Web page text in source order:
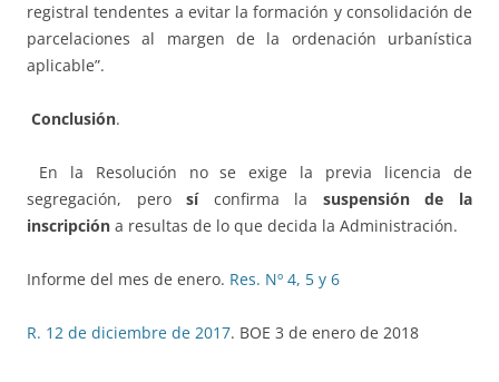
registral tendentes a evitar la formación y consolidación de
parcelaciones al margen de la ordenación urbanística
aplicable”.
Conclusión.
En la Resolución no se exige la previa licencia de
segregación, perosí confirma la suspensión de la
inscripción a resultas de lo que decida la Administración.
Informe del mes de enero. Res. Nº 4, 5 y 6
R. 12 de diciembre de 2017. BOE 3 de enero de 2018